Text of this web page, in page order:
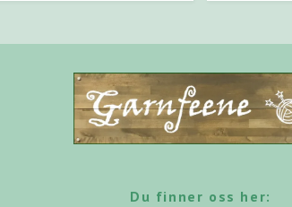
Du finner oss her: